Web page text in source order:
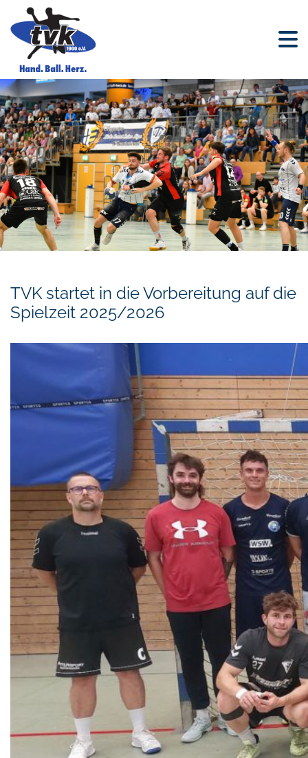
TVK startet in die Vorbereitung auf die
Spielzeit 2025/2026